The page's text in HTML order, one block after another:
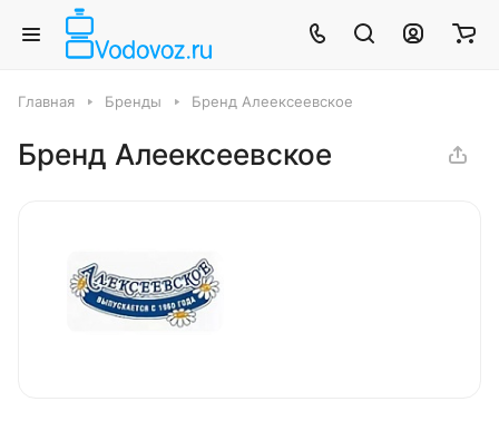
Главная Бренды Бренд Алеексеевское
Бренд Алеексеевское